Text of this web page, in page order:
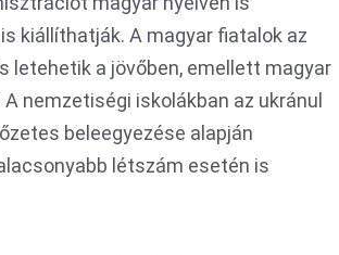
kiállíthatják. A magyar fiatalok az
letehetik a jövőben, emellett magyar
nemzetiségi iskolákban az ukránul
beleegyezése alapján
létszám esetén is